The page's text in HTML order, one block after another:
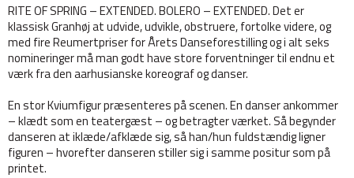
RITE OF SPRING – EXTENDED. BOLERO – EXTENDED. Det er
klassisk Granhøj at udvide, udvikle, obstruere, fortolke videre, og
med fire Reumertpriser for Årets Danseforestilling og i alt seks
nomineringer må man godt have store forventninger til endnu et
værk fra den aarhusianske koreograf og danser.
En stor Kviumfigur præsenteres på scenen. En danser ankommer
– klædt som en teatergæst – og betragter værket. Så begynder
danseren at iklæde/afklæde sig, så han/hun fuldstændig ligner
figuren – hvorefter danseren stiller sig i samme positur som på
printet.